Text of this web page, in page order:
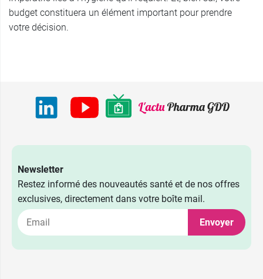
budget constituera un élément important pour prendre
votre décision.
Newsletter
Restez informé des nouveautés santé et de nos offres
exclusives, directement dans votre boîte mail.
Envoyer